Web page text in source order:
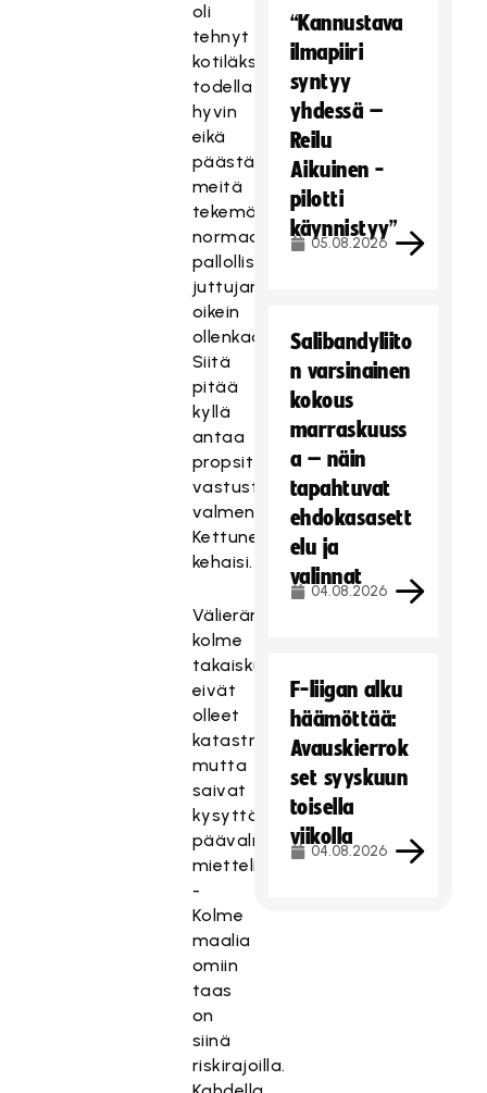
oli
tehnyt
kotiläksynsä
todella
hyvin
eikä
päästänyt
meitä
tekemään
normaaleja
pallollisia
juttujamme
oikein
ollenkaan.
Siitä
pitää
kyllä
antaa
propsit
vastustajan
valmennukselle,
Kettunen
kehaisi.
Välierän
kolme
takaiskumaalia
eivät
olleet
katastrofi,
mutta
saivat
kysyttäessä
päävalmentajan
mietteliääksi.
-
Kolme
maalia
omiin
taas
on
siinä
riskirajoilla.
“Kannustava
ilmapiiri
syntyy
yhdessä –
Reilu
Aikuinen -
pilotti
käynnistyy”
05.08.2026
Salibandyliito
n varsinainen
kokous
marraskuuss
a – näin
tapahtuvat
ehdokasasett
elu ja
valinnat
04.08.2026
F-liigan alku
häämöttää:
Avauskierrok
set syyskuun
toisella
viikolla
04.08.2026